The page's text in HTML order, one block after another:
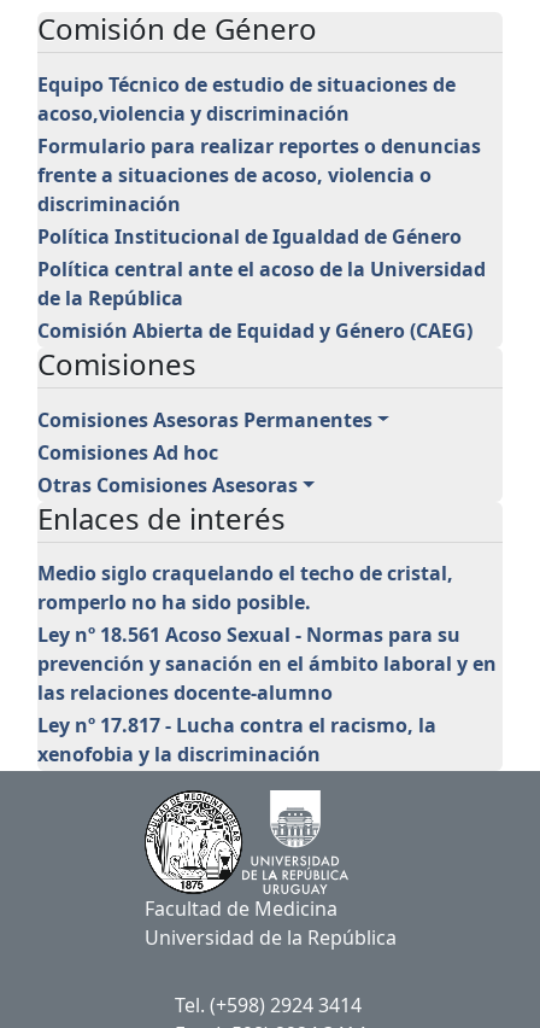
Comisión de Género
Equipo Técnico de estudio de situaciones de
acoso,violencia y discriminación
Formulario para realizar reportes o denuncias
frente a situaciones de acoso, violencia o
discriminación
Política Institucional de Igualdad de Género
Política central ante el acoso de la Universidad
de la República
Comisión Abierta de Equidad y Género (CAEG)
Comisiones
Comisiones Asesoras Permanentes
Comisiones Ad hoc
Otras Comisiones Asesoras
Enlaces de interés
Medio siglo craquelando el techo de cristal,
romperlo no ha sido posible.
Ley nº 18.561 Acoso Sexual - Normas para su
prevención y sanación en el ámbito laboral y en
las relaciones docente-alumno
Ley nº 17.817 - Lucha contra el racismo, la
xenofobia y la discriminación
Facultad de Medicina
Universidad de la República
Tel. (+598) 2924 3414